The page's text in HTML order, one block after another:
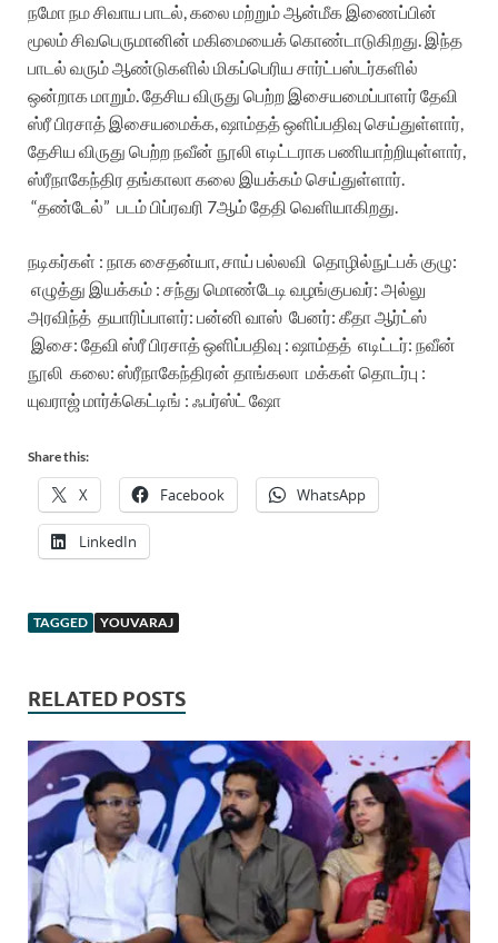
நமோ நம சிவாய பாடல், கலை மற்றும் ஆன்மீக இணைப்பின்
மூலம் சிவபெருமானின் மகிமையைக் கொண்டாடுகிறது. இந்த
பாடல் வரும் ஆண்டுகளில் மிகப்பெரிய சார்ட்பஸ்டர்களில்
ஒன்றாக மாறும்.தேசிய விருது பெற்ற இசையமைப்பாளர் தேவி
ஸ்ரீ பிரசாத் இசையமைக்க, ஷாம்தத் ஒளிப்பதிவு செய்துள்ளார்,
தேசிய விருது பெற்ற நவீன் நூலி எடிட்டராக பணியாற்றியுள்ளார்,
ஸ்ரீநாகேந்திர தங்காலா கலை இயக்கம் செய்துள்ளார்.
“தண்டேல்” படம் பிப்ரவரி 7ஆம் தேதி வெளியாகிறது.
நடிகர்கள் : நாக சைதன்யா, சாய் பல்லவி தொழில்நுட்பக் குழு:
எழுத்து இயக்கம் : சந்து மொண்டேடி வழங்குபவர்: அல்லு
அரவிந்த் தயாரிப்பாளர்: பன்னி வாஸ் பேனர்: கீதா ஆர்ட்ஸ்
இசை: தேவி ஸ்ரீ பிரசாத்ஒளிப்பதிவு : ஷாம்தத் எடிட்டர்: நவீன்
நூலி கலை: ஸ்ரீநாகேந்திரன் தாங்கலா மக்கள் தொடர்பு :
யுவராஜ்மார்க்கெட்டிங் : ஃபர்ஸ்ட் ஷோ
Share this:
X Facebook WhatsApp
LinkedIn
TAGGED YOUVARAJ
RELATED POSTS